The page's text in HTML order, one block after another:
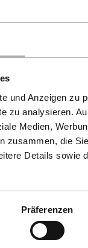
und Anzeigen zu
zu analysieren.
Medien,
zusammen, die
Details sowie
Präferenzen